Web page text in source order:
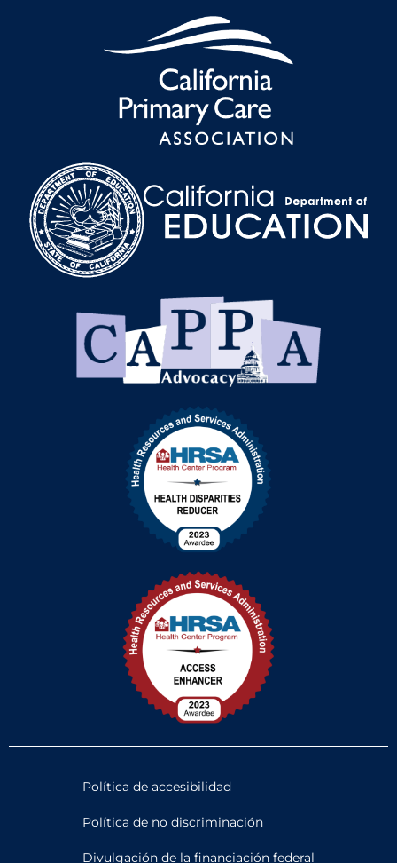
Política de accesibilidad
Política de no discriminación
Divulgación de la financiación federal